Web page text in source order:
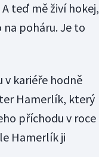
teď mě živí hokej,
poháru. Je to
v kariéře hodně
Hamerlík, který
příchodu v roce
Hamerlík ji